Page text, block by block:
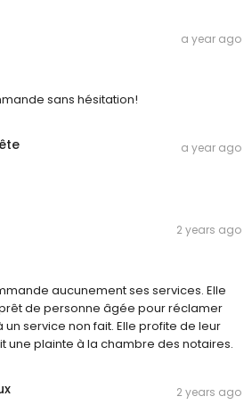
a year ago
sans hésitation!
a year ago
2 years ago
aucunement ses services. Elle
de personne âgée pour réclamer
service non fait. Elle profite de leur
une plainte à la chambre des notaires.
2 years ago